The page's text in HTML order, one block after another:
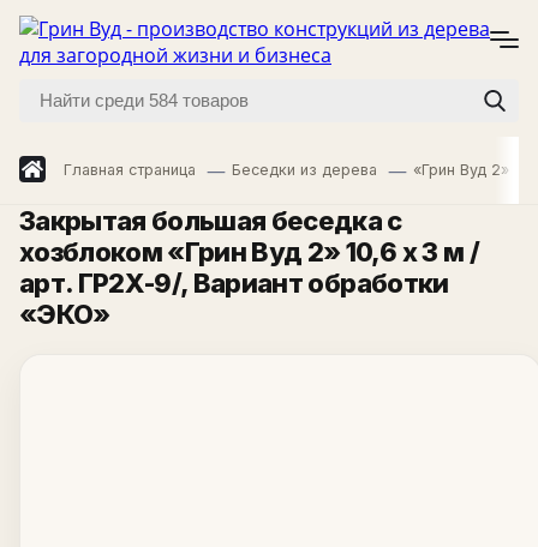
Главная страница Беседки из дерева «Грин Вуд 2»
Закрытая большая беседка с
хозблоком «Грин Вуд 2» 10,6 х 3 м /
арт. ГР2Х-9/, Вариант обработки
«ЭКО»